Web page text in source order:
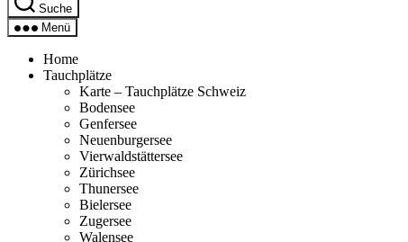
Suche
Menü
Home
Tauchplätze
Karte – Tauchplätze Schweiz
Bodensee
Genfersee
Neuenburgersee
Vierwaldstättersee
Zürichsee
Thunersee
Bielersee
Zugersee
Walensee